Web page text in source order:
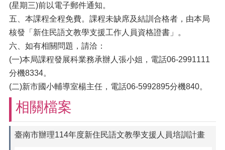
(星期三)前以電子郵件通知。
五、本課程全程免費。課程未缺席及結訓合格者，由本局
核發「新住民語文教學支援工作人員資格證書」。
六、如有相關問題，請洽：
(一)本局課程發展科業務承辦人張小姐，電話06-2991111
分機8334。
(二)新市國小輔導室楊主任，電話06-5992895分機840。
相關檔案
臺南市辦理114年度新住民語文教學支援人員培訓計畫